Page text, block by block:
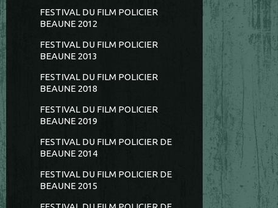
FESTIVAL DU FILM POLICIER
BEAUNE 2012
FESTIVAL DU FILM POLICIER
BEAUNE 2013
FESTIVAL DU FILM POLICIER
BEAUNE 2018
FESTIVAL DU FILM POLICIER
BEAUNE 2019
FESTIVAL DU FILM POLICIER DE
BEAUNE 2014
FESTIVAL DU FILM POLICIER DE
BEAUNE 2015